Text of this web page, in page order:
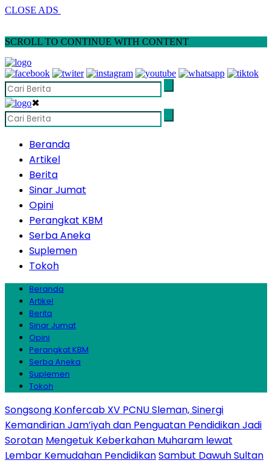
CLOSE ADS
SCROLL TO CONTINUE WITH CONTENT
✖
Beranda
Artikel
Berita
Sinar Jumat
Opini
Perangkat KBM
Serba Aneka
Suplemen
Tokoh
Beranda
Artikel
Berita
Sinar Jumat
Opini
Perangkat KBM
Serba Aneka
Suplemen
Tokoh
Songsong Konfercab XV PCNU Sleman, Sinergi
Kemandirian Jam’iyah dan Penguatan Pendidikan Jadi
Sorotan Mengetuk Keberkahan Muharam lewat
Lembar Kemudahan PendidikanSambut Dawuh Sultan